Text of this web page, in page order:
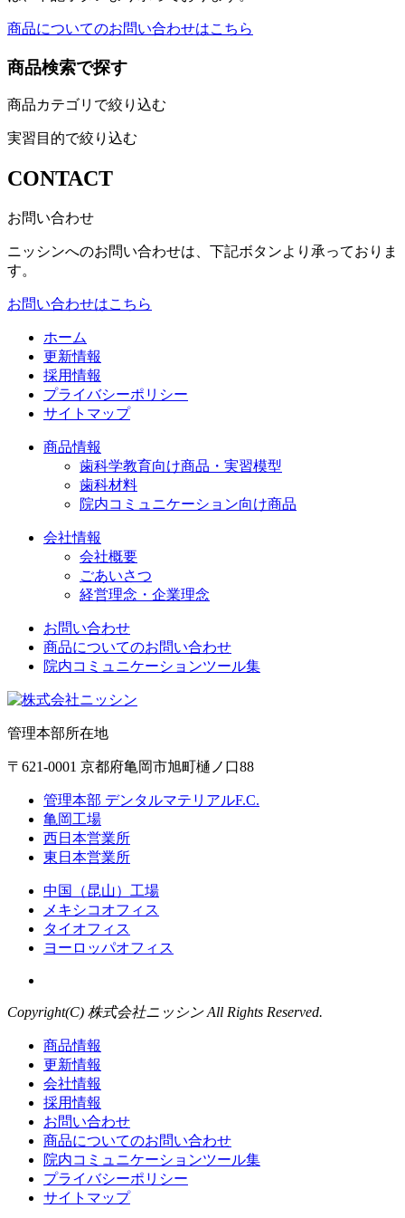
商品についてのお問い合わせはこちら
商品検索で探す
商品カテゴリで絞り込む
実習目的で絞り込む
CONTACT
お問い合わせ
ニッシンへのお問い合わせは、下記ボタンより承っておりま
す。
お問い合わせはこちら
ホーム
更新情報
採用情報
プライバシーポリシー
サイトマップ
商品情報
歯科学教育向け商品・実習模型
歯科材料
院内コミュニケーション向け商品
会社情報
会社概要
ごあいさつ
経営理念・企業理念
お問い合わせ
商品についてのお問い合わせ
院内コミュニケーションツール集
管理本部所在地
〒621-0001 京都府亀岡市旭町樋ノ口88
管理本部 デンタルマテリアルF.C.
亀岡工場
西日本営業所
東日本営業所
中国（昆山）工場
メキシコオフィス
タイオフィス
ヨーロッパオフィス
Copyright(C) 株式会社ニッシン All Rights Reserved.
商品情報
更新情報
会社情報
採用情報
お問い合わせ
商品についてのお問い合わせ
院内コミュニケーションツール集
プライバシーポリシー
サイトマップ